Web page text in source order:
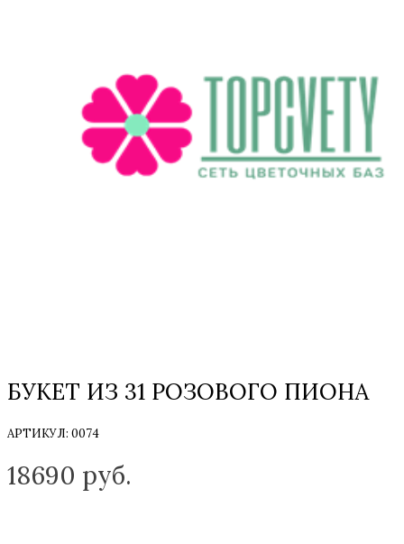
БУКЕТ ИЗ 31 РОЗОВОГО ПИОНА
АРТИКУЛ: 0074
18690 руб.